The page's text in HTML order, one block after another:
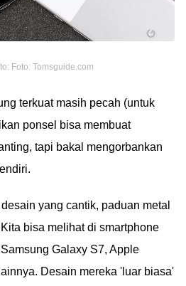
Foto: Tomsguide.com
terkuat masih pecah (untuk
ponsel bisa membuat
tapi bakal mengorbankan
yang cantik, paduan metal
bisa melihat di smartphone
Galaxy S7, Apple
Desain mereka 'luar biasa'